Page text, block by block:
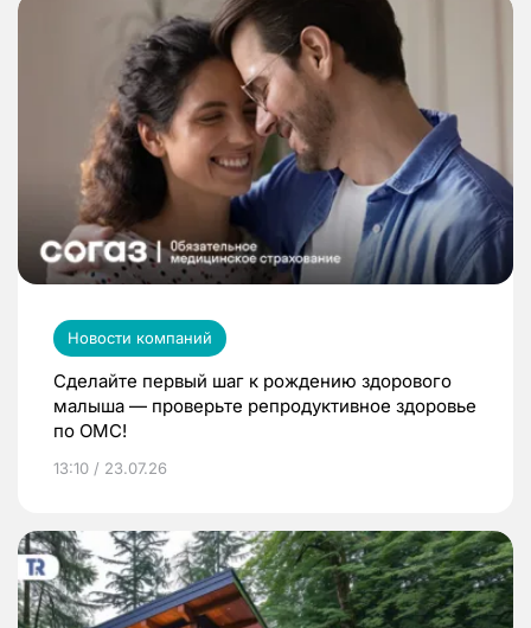
Новости компаний
Сделайте первый шаг к рождению здорового
малыша — проверьте репродуктивное здоровье
по ОМС!
13:10 / 23.07.26